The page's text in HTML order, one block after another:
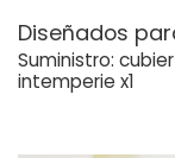
Diseñados
Suministro:
intemperie x1